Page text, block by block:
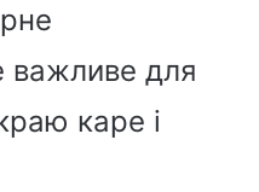
важливе для
каре і